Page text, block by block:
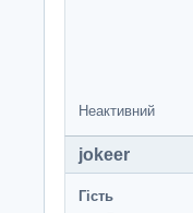
Неактивний
jokeer
Гість